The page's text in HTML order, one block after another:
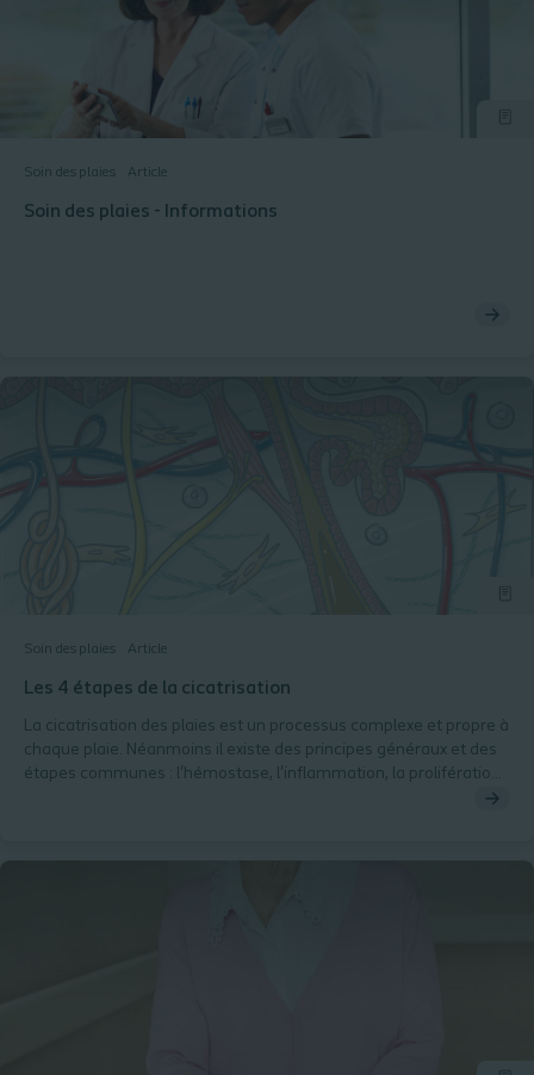
Soin des plaies Article
Soin des plaies - Informations
Soin des plaies Article
Les 4 étapes de la cicatrisation
La cicatrisation des plaies est un processus complexe et propre à
chaque plaie. Néanmoins il existe des principes généraux et des
étapes communes : l'hémostase, l'inflammation, la prolifération